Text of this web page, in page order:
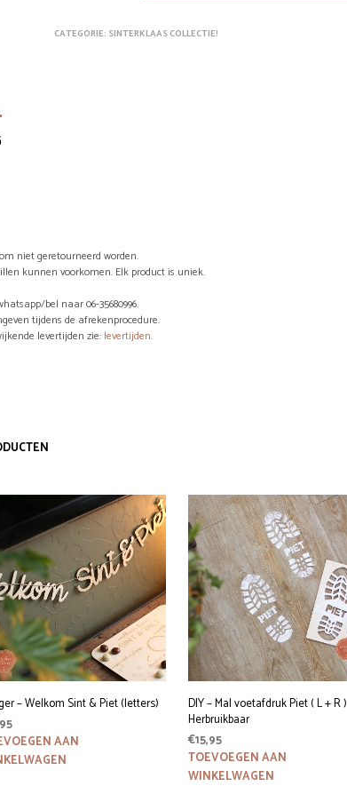
CATEGORIE: SINTERKLAAS COLLECTIE!
niet geretourneerd worden.
kunnen voorkomen. Elk product is uniek.
bel naar 06-35680996.
tijdens de afrekenprocedure.
levertijden zie: levertijden.
– Welkom Sint & Piet (letters)
AAN
DIY – Mal voetafdruk Piet ( L + R )
Herbruikbaar
€15,95
TOEVOEGEN AAN
WINKELWAGEN